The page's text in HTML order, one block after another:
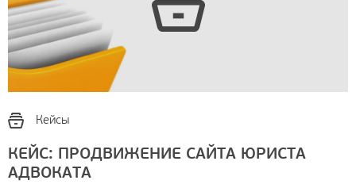
Кейсы
КЕЙС: ПРОДВИЖЕНИЕ САЙТА ЮРИСТА
АДВОКАТА